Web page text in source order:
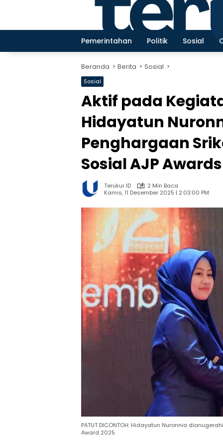
Pemerintahan Politik Sosial
Beranda Berita Sosial
Sosial
Aktif pada
Hidayatun
Penghargaan
Sosial AJP
Terukur ID
2 Min Baca
Kamis, 11 Desember 2025 | 2:03:00 PM
PATUT DICONTOH: Hidayatun Nuronnia
Award 2025.